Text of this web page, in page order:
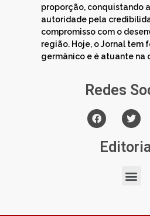
proporção, conquistando
autoridade pela
compromisso com o
região. Hoje, o Jornal tem
germânico e é atuante na
Redes